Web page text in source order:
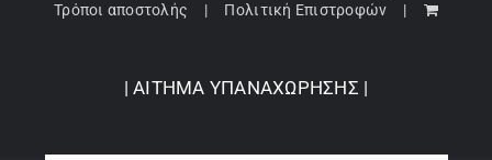
Τρόποι αποστολής
Πολιτική Επιστροφών
| ΑΙΤΗΜΑ ΥΠΑΝΑΧΩΡΗΣΗΣ |